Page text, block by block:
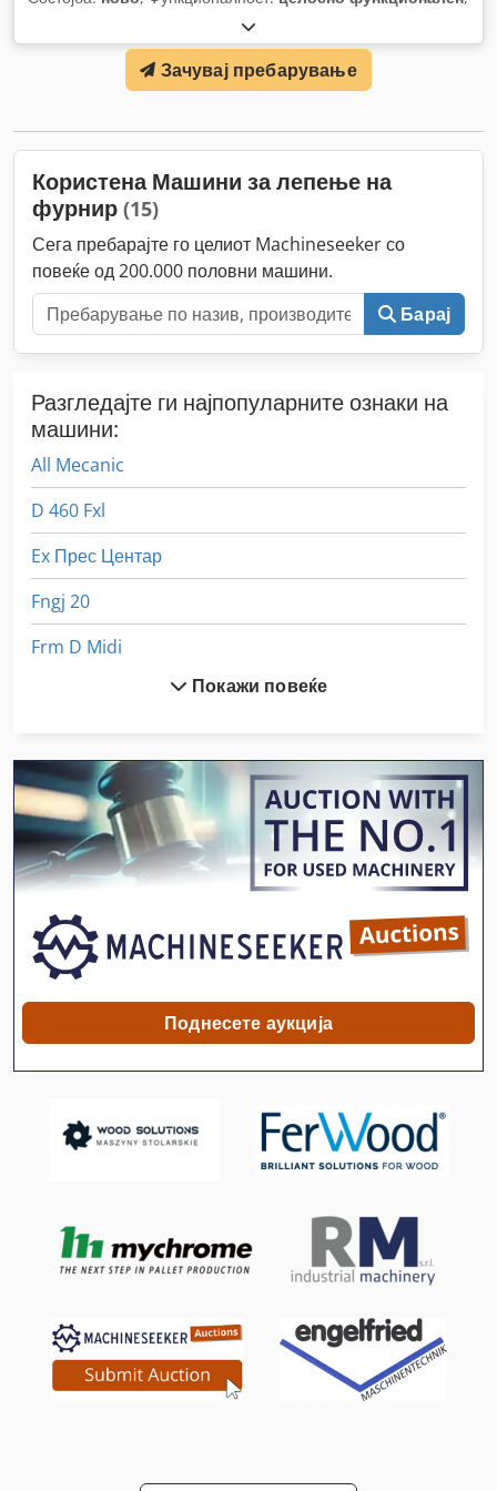
Зачувај пребарување
Користена Машини за лепење на
фурнир (15)
Сега пребарајте го целиот Machineseeker со
повеќе од 200.000 половни машини.
Барај
Разгледајте ги најпопуларните ознаки на
машини:
All Mecanic
D 460 Fxl
Ex Прес Центар
Fngj 20
Frm D Midi
German
Hausach Формирање Технологија Gmbh
Hsc 20 Linear
Meh 5 2 1 8 B
Off-Road Автомобили
Sfw
Бел Хауел Машина За Вметнување
Лим-Свиткување Машини
Машина За Заварување На Фолии
Машина За Мелење На Машините
Машина За Мелење На Работ
Покажи повеќе
Поднесете аукција